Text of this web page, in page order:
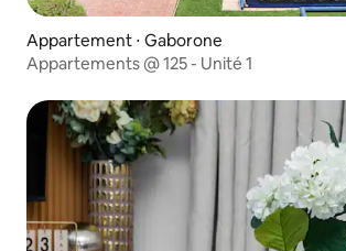
Appartement ⋅ Gaborone
Appartements @ 125 - Unité 1